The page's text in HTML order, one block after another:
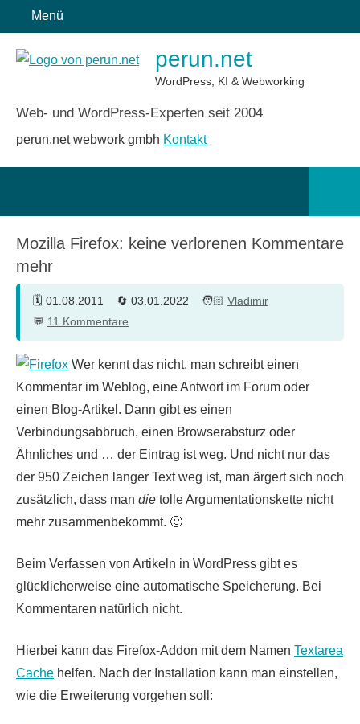
Inhalt
springen
Menü
perun.net
WordPress, KI & Webworking
Web- und WordPress-Experten seit 2004
perun.net webwork gmbh Kontakt
Mozilla Firefox: keine verlorenen Kommentare
mehr
01.08.2011 03.01.2022
Vladimir
11 Kommentare
Wer kennt das nicht, man schreibt einen
Kommentar im Weblog, eine Antwort im Forum oder
einen Blog-Artikel. Dann gibt es einen
Verbindungsabbruch, einen Browserabsturz oder
Ähnliches und … der Eintrag ist weg. Und nicht nur das
der 950 Zeichen langer Text weg ist, man ärgert sich noch
zusätzlich, dass man die tolle Argumentationskette nicht
mehr zusammenbekommt. 🙂
Beim Verfassen von Artikeln in WordPress gibt es
glücklicherweise eine automatische Speicherung. Bei
Kommentaren natürlich nicht.
Hierbei kann das Firefox-Addon mit dem Namen Textarea
Cache helfen. Nach der Installation kann man einstellen,
wie die Erweiterung vorgehen soll: